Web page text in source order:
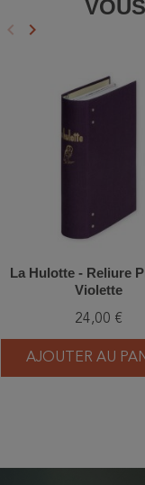
Précédent
keyboard_arrow_left Suivant
keyboard_arrow_right
La Hulotte - Reliure
Violette
24,00 €
AJOUTER AU